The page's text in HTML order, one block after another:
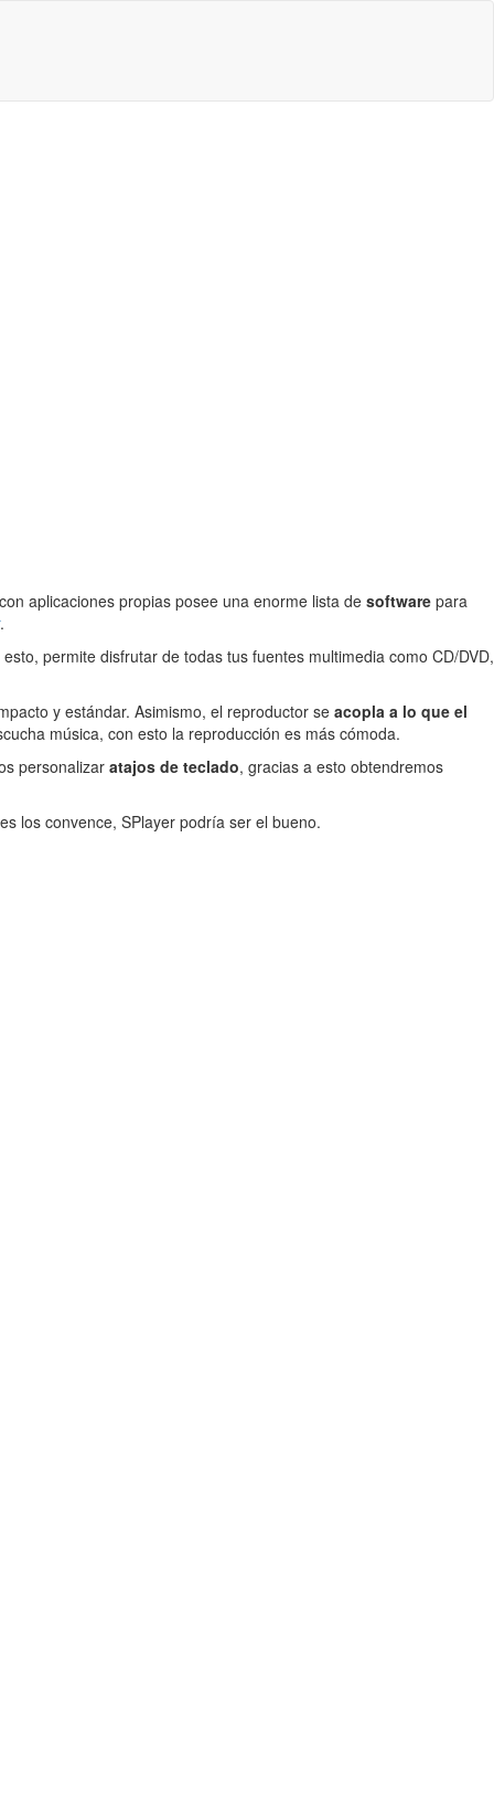
aplicaciones propias posee una enorme lista de software para
.
permite disfrutar de todas tus fuentes multimedia como CD/DVD,
y estándar. Asimismo, el reproductor se acopla a lo que el
música, con esto la reproducción es más cómoda.
personalizar atajos de teclado, gracias a esto obtendremos
los convence, SPlayer podría ser el bueno.